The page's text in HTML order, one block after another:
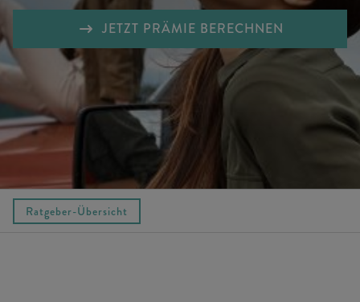
JETZT PRÄMIE BERECHNEN
Ratgeber-Übersicht